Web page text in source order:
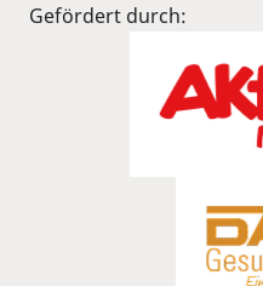
Gefördert durch: